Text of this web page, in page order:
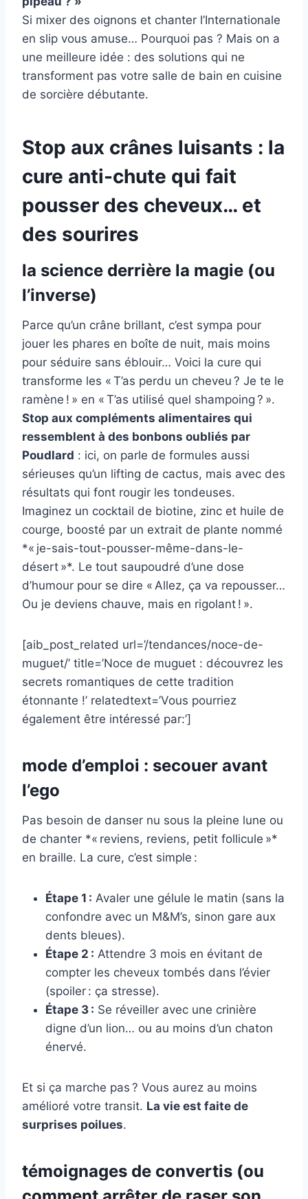
Si mixer des oignons et chanter l’Internationale
en slip vous amuse… Pourquoi pas ? Mais on a
une meilleure idée : des solutions qui ne
transforment pas votre salle de bain en cuisine
de sorcière débutante.
Stop aux crânes luisants : la
cure anti-chute qui fait
pousser des cheveux… et
des sourires
la science derrière la magie (ou
l’inverse)
Parce qu’un crâne brillant, c’est sympa pour
jouer les phares en boîte de nuit, mais moins
pour séduire sans éblouir… Voici la cure qui
transforme les « T’as perdu un cheveu ? Je te le
ramène ! » en « T’as utilisé quel shampoing ? ».
Stop aux compléments alimentaires qui
ressemblent à des bonbons oubliés par
Poudlard : ici, on parle de formules aussi
sérieuses qu’un lifting de cactus, mais avec des
résultats qui font rougir les tondeuses.
Imaginez un cocktail de biotine, zinc et huile de
courge, boosté par un extrait de plante nommé
*« je-sais-tout-pousser-même-dans-le-
désert »*. Le tout saupoudré d’une dose
d’humour pour se dire « Allez, ça va repousser…
Ou je deviens chauve, mais en rigolant ! ».
[aib_post_related url=’/tendances/noce-de-
muguet/’ title=’Noce de muguet : découvrez les
secrets romantiques de cette tradition
étonnante !’ relatedtext=’Vous pourriez
également être intéressé par:’]
mode d’emploi : secouer avant
l’ego
Pas besoin de danser nu sous la pleine lune ou
de chanter *« reviens, reviens, petit follicule »*
en braille. La cure, c’est simple :
Étape 1 : Avaler une gélule le matin (sans la
confondre avec un M&M’s, sinon gare aux
dents bleues).
Étape 2 : Attendre 3 mois en évitant de
compter les cheveux tombés dans l’évier
(spoiler : ça stresse).
Étape 3 : Se réveiller avec une crinière
digne d’un lion… ou au moins d’un chaton
énervé.
Et si ça marche pas ? Vous aurez au moins
amélioré votre transit. La vie est faite de
surprises poilues.
témoignages de convertis (ou